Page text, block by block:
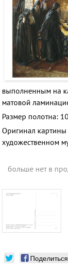
выполненным на
матовой
Размер полотна:
Оригинал картины
художественном
больше нет в
Поделиться